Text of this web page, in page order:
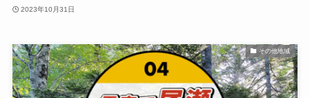
2023年10月31日
その他地域